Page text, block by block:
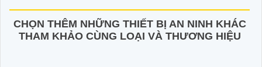
CHỌN THÊM NHỮNG THIẾT BỊ AN NINH KHÁC
THAM KHẢO CÙNG LOẠI VÀ THƯƠNG HIỆU